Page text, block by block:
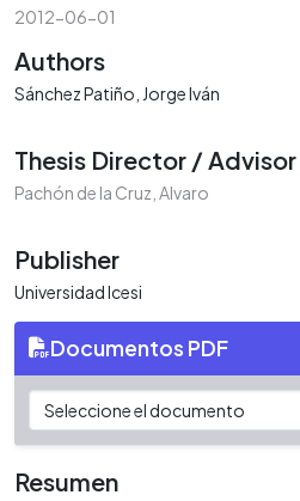
2012-06-01
Authors
Sánchez Patiño, Jorge Iván
Thesis Director / Advisor
Pachón de la Cruz, Alvaro
Publisher
Universidad Icesi
Documentos PDF
Resumen